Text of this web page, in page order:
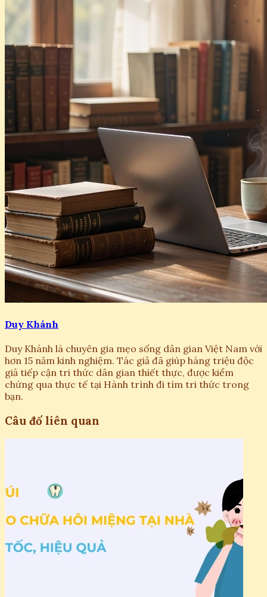
Duy Khánh
Duy Khánh là chuyên gia mẹo sống dân gian Việt Nam với
hơn 15 năm kinh nghiệm. Tác giả đã giúp hàng triệu độc
giả tiếp cận tri thức dân gian thiết thực, được kiểm
chứng qua thực tế tại Hành trình đi tìm tri thức trong
bạn.
Câu đố liên quan